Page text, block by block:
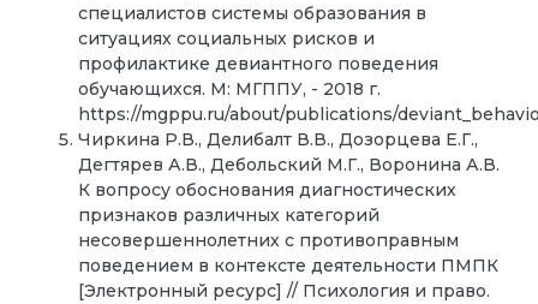
специалистов системы образования в
ситуациях социальных рисков и
профилактике девиантного поведения
обучающихся. М: МГППУ, - 2018 г.
https://mgppu.ru/about/publications/
Чиркина Р.В., Делибалт В.В., Дозорцева Е.Г.,
Дегтярев А.В., Дебольский М.Г., Воронина А.В.
К вопросу обоснования диагностических
признаков различных категорий
несовершеннолетних с противоправным
поведением в контексте деятельности ПМПК
[Электронный ресурс] // Психология и право.